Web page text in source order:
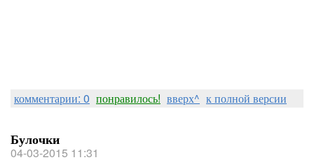
комментарии: 0 понравилось! вверх^ к полной версии
Булочки
04-03-2015 11:31